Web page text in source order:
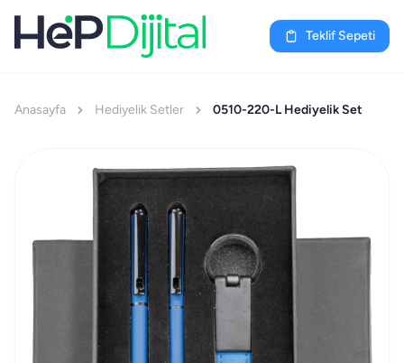
Teklif Sepeti
Anasayfa Hediyelik Setler 0510-220-L Hediyelik Set